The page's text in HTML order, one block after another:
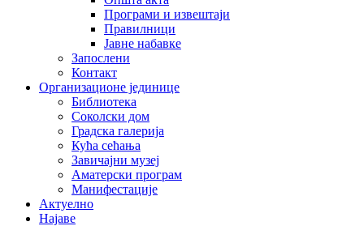
Програми и извештаји
Правилници
Јавне набавке
Запослени
Контакт
Организационе јединице
Библиотека
Соколски дом
Градска галерија
Кућа сећања
Завичајни музеј
Аматерски програм
Манифестације
Актуелно
Најаве